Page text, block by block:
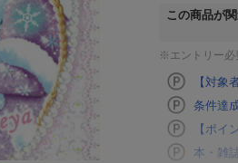
この商品が
※エントリー必
【対
条件達
【ポイ
本・雑